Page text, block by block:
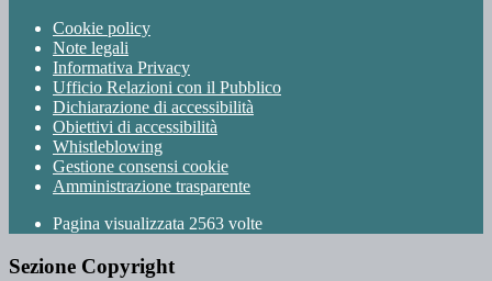
Cookie policy
Note legali
Informativa Privacy
Ufficio Relazioni con il Pubblico
Dichiarazione di accessibilità
Obiettivi di accessibilità
Whistleblowing
Gestione consensi cookie
Amministrazione trasparente
Pagina visualizzata 2563 volte
Sezione Copyright